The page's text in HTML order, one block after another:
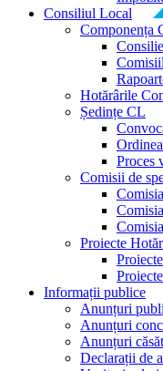
Consiliul Local
Componența
Hotărârile
Ședințe CL
Proces
Comisii de
Proiecte
Informații publice
Anunțuri
Anunțuri
Anunțuri
Declarații de